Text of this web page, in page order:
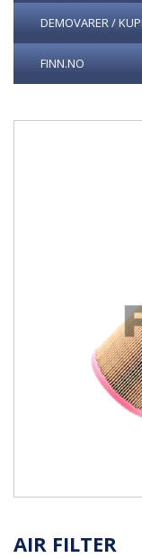
DEMOVARER /
FINN.NO
AIR FILTER